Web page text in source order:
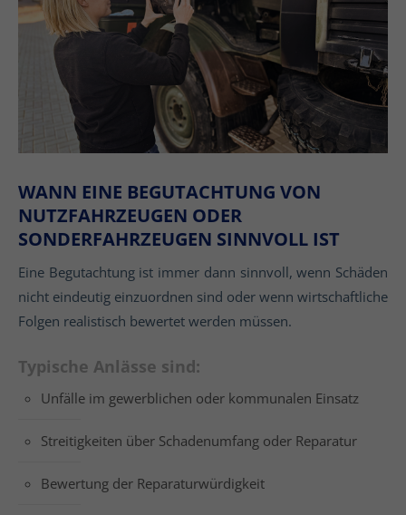
WANN EINE BEGUTACHTUNG VON
NUTZFAHRZEUGEN ODER
SONDERFAHRZEUGEN SINNVOLL IST
Eine Begutachtung ist immer dann sinnvoll, wenn Schäden
nicht eindeutig einzuordnen sind oder wenn wirtschaftliche
Folgen realistisch bewertet werden müssen.
Typische Anlässe sind:
Unfälle im gewerblichen oder kommunalen Einsatz
Streitigkeiten über Schadenumfang oder Reparatur
Bewertung der Reparaturwürdigkeit